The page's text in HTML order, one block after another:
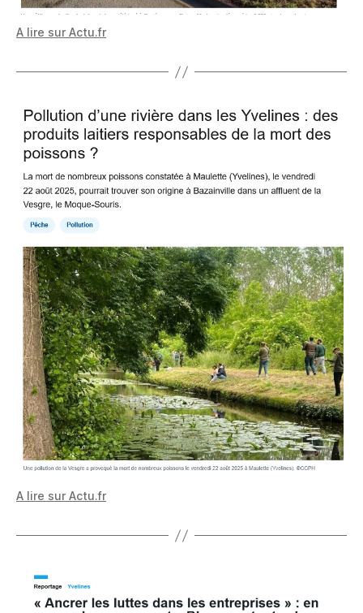
A lire sur Actu.fr
A lire sur Actu.fr